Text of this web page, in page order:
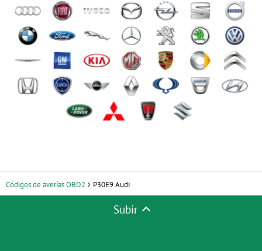
Códigos de averías OBD2 P30E9 Audi
Subir